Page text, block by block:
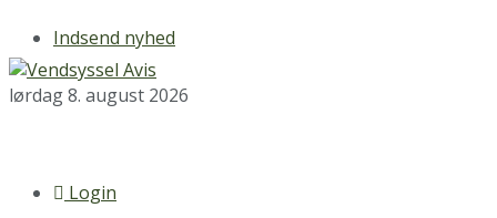
Indsend nyhed
lørdag 8. august 2026
Login